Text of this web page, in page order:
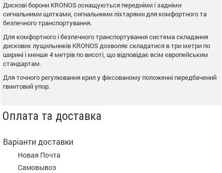
Дискові борони KRONOS оснащуються передніми і задніми
сигнальними щитками, сигнальними ліхтарями для комфортного та
безпечного транспортування.
Для комфортного і безпечного транспортування система складання
дискових лущильників KRONOS дозволяє складатися в три метри по
ширині і менше 4 метрів по висоті, що відповідає всім європейським
стандартам.
Для точного регулювання крил у фіксованому положенні передбачений
гвинтовий упор.
Оплата та доставка
Варіанти доставки
Новая Почта
Самовывоз